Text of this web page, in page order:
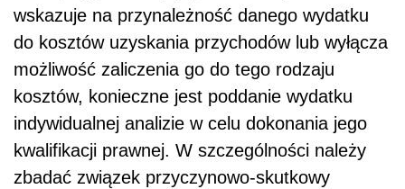
wskazuje na przynależność danego wydatku
do kosztów uzyskania przychodów lub wyłącza
możliwość zaliczenia go do tego rodzaju
kosztów, konieczne jest poddanie wydatku
indywidualnej analizie w celu dokonania jego
kwalifikacji prawnej. W szczególności należy
zbadać związek przyczynowo-skutkowy